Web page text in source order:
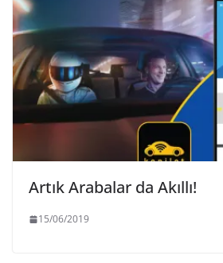
Artık Arabalar da Akıllı!
15/06/2019